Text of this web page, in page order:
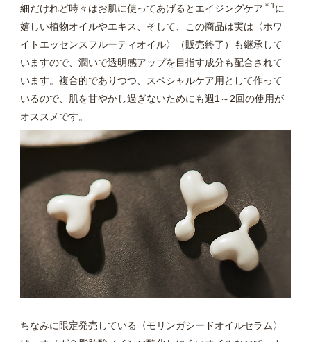
細だけれど時々はお肌に使ってあげるとエイジングケア ＊1に
嬉しい植物オイルやエキス、そして、この商品は実は〈ホワ
イトエッセンスフルーティオイル〉（販売終了）も継承して
いますので、潤いで透明感アップを目指す成分も配合されて
います。複合的でありつつ、スペシャルケア用として作って
いるので、肌を甘やかし過ぎないためにも週1～2回の使用が
オススメです。
ちなみに限定発売している〈モリンガシードオイルセラム〉